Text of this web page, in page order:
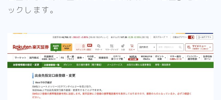
ックします。